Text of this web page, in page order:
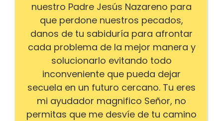
nuestro Padre Jesús Nazareno para
que perdone nuestros pecados,
danos de tu sabiduría para afrontar
cada problema de la mejor manera y
solucionarlo evitando todo
inconveniente que pueda dejar
secuela en un futuro cercano. Tu eres
mi ayudador magnifico Señor, no
permitas que me desvíe de tu camino